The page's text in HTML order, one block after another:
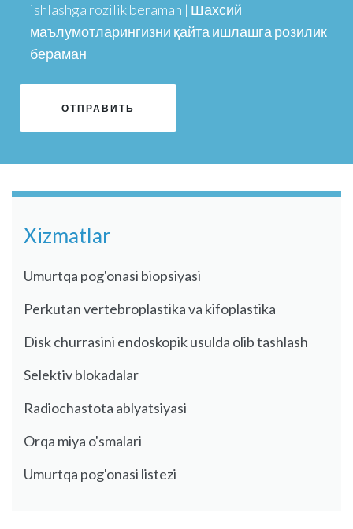
ishlashga rozilik beraman | Шахсий
маълумотларингизни қайта ишлашга розилик
бераман
Xizmatlar
Umurtqa pog'onasi biopsiyasi
Perkutan vertebroplastika va kifoplastika
Disk churrasini endoskopik usulda olib tashlash
Selektiv blokadalar
Radiochastota ablyatsiyasi
Orqa miya o'smalari
Umurtqa pog'onasi listezi